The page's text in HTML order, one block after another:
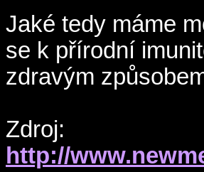
Jaké tedy máme
se k přírodní
zdravým
Zdroj:
http://